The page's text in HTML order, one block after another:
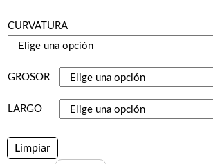
CURVATURA
GROSOR
LARGO
Limpiar